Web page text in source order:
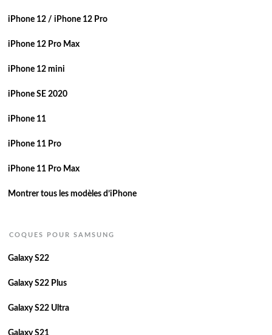
iPhone 12 / iPhone 12 Pro
iPhone 12 Pro Max
iPhone 12 mini
iPhone SE 2020
iPhone 11
iPhone 11 Pro
iPhone 11 Pro Max
Montrer tous les modèles d’iPhone
COQUES POUR SAMSUNG
Galaxy S22
Galaxy S22 Plus
Galaxy S22 Ultra